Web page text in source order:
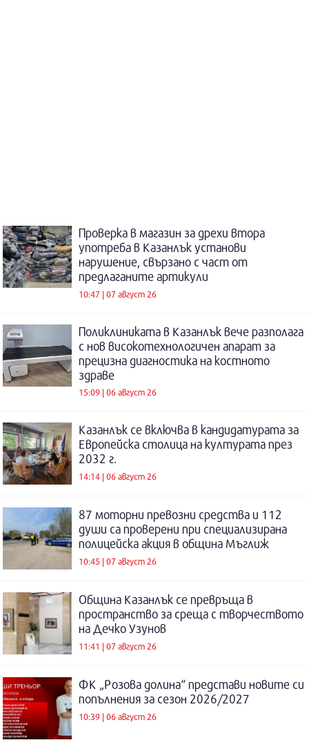
Проверка в магазин за дрехи втора
употреба в Казанлък установи
нарушение, свързано с част от
предлаганите артикули
10:47 | 07 август 26
Поликлиниката в Казанлък вече разполага
с нов високотехнологичен апарат за
прецизна диагностика на костното
здраве
15:09 | 06 август 26
Казанлък се включва в кандидатурата за
Европейска столица на културата през
2032 г.
14:14 | 06 август 26
87 моторни превозни средства и 112
души са проверени при специализирана
полицейска акция в община Мъглиж
10:45 | 07 август 26
Община Казанлък се превръща в
пространство за среща с творчеството
на Дечко Узунов
11:41 | 07 август 26
ФК „Розова долина“ представи новите си
попълнения за сезон 2026/2027
10:39 | 06 август 26